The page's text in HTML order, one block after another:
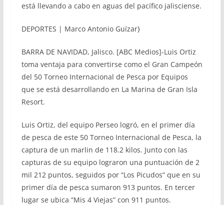
está llevando a cabo en aguas del pacífico jalisciense.
DEPORTES | Marco Antonio Guízar}
BARRA DE NAVIDAD, Jalisco. [ABC Medios]-Luis Ortiz
toma ventaja para convertirse como el Gran Campeón
del 50 Torneo Internacional de Pesca por Equipos
que se está desarrollando en La Marina de Gran Isla
Resort.
Luis Ortiz, del equipo Perseo logró, en el primer día
de pesca de este 50 Torneo Internacional de Pesca, la
captura de un marlin de 118.2 kilos. Junto con las
capturas de su equipo lograron una puntuación de 2
mil 212 puntos, seguidos por “Los Picudos” que en su
primer día de pesca sumaron 913 puntos. En tercer
lugar se ubica “Mis 4 Viejas” con 911 puntos.